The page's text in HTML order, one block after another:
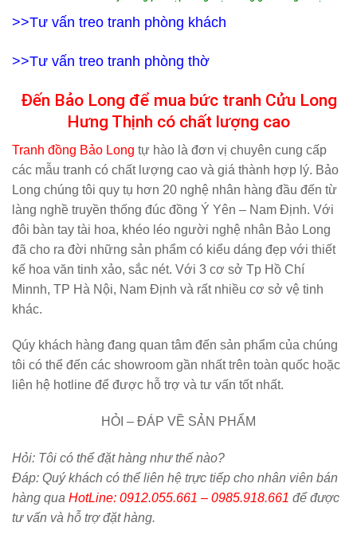
>>Tư vấn treo tranh phòng khách
>>Tư vấn treo tranh phòng thờ
Đến Bảo Long để mua bức tranh Cửu Long
Hưng Thịnh có chất lượng cao
Tranh đồng Bảo Long tự hào là đơn vị chuyên cung cấp
các mẫu tranh có chất lượng cao và giá thành hợp lý. Bảo
Long chúng tôi quy tụ hơn 20 nghệ nhân hàng đầu đến từ
làng nghề truyền thống đúc đồng Ý Yên – Nam Định. Với
đôi bàn tay tài hoa, khéo léo người nghệ nhân Bảo Long
đã cho ra đời những sản phẩm có kiểu dáng đẹp với thiết
kế hoa văn tinh xảo, sắc nét. Với 3 cơ sở Tp Hồ Chí
Minnh, TP Hà Nội, Nam Định và rất nhiều cơ sở vệ tinh
khác.
Qúy khách hàng đang quan tâm đến sản phẩm của chúng
tôi có thể đến các showroom gần nhất trên toàn quốc hoặc
liên hệ hotline để được hỗ trợ và tư vấn tốt nhất.
HỎI – ĐÁP VỀ SẢN PHẨM
Hỏi: Tôi có thể đặt hàng như thế nào?
Đáp: Quý khách có thể liên hệ trực tiếp cho nhân viên bán
hàng qua HotLine: 0912.055.661 – 0985.918.661 để được
tư vấn và hỗ trợ đặt hàng.